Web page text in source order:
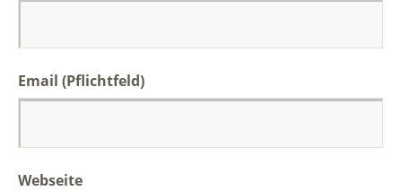
Email (Pflichtfeld)
Webseite